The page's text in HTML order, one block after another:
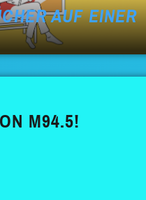
AUF EINER
M94.5!